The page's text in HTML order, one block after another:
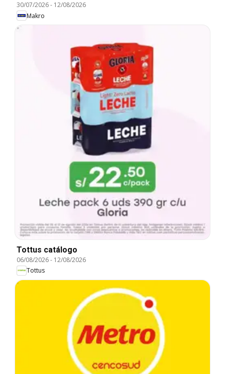
30/07/2026- 12/08/2026
Makro
Tottus catálogo
06/08/2026- 12/08/2026
Tottus